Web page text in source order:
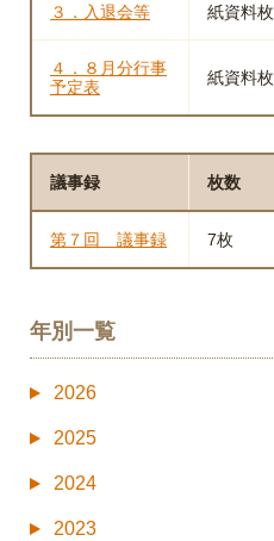
３．入退会等 紙資料枚
４．８月分行事
予定表
紙資料枚
議事録 枚数
第７回 議事録 7枚
年別一覧
2026
2025
2024
2023